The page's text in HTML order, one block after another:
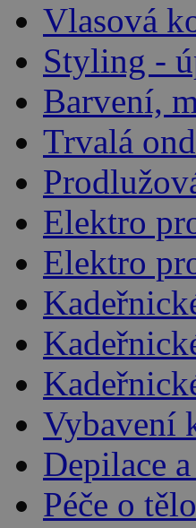
Vlasová
Styling -
Barvení,
Trvalá
Elektro
Elektro
Vybavení
Depilace
Péče o